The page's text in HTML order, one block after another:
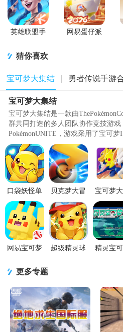
英雄联盟手
网易蛋仔派
猜你喜欢
宝可梦大集结 勇者传说手游
宝可梦大集结
宝可梦大集结是一款由
群共同打造的多人团队协作竞技游
PokémonUNITE，游戏采用了宝可
色。玩法独特融合了MOBA和RPG元
口袋妖怪单
机版手游
v1.18.0安卓
版
贝克梦大冒
险游戏4.3.5
安卓最新版
宝可梦
结
UNITE
版
网易宝可梦
v1.18.0 安卓
超级精灵球
精灵宝
更多专题